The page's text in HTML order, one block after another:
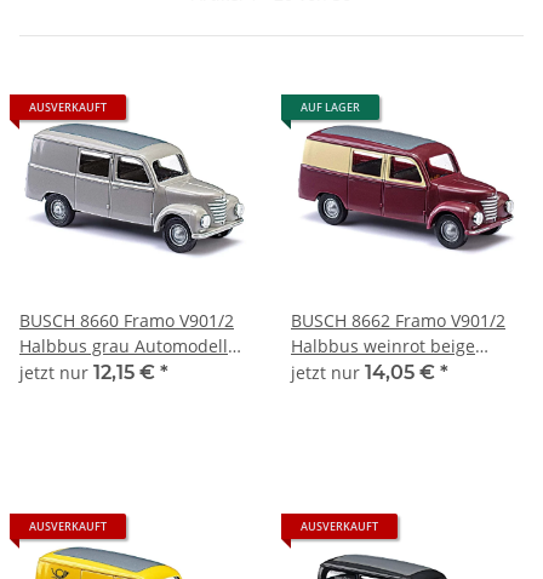
AUSVERKAUFT
BUSCH 8660 Framo V901/2
Halbbus grau Automodell
1:120
jetzt nur 12,15 € *
AUF LAGER
BUSCH 8662 Framo V901/2
Halbbus weinrot beige
Automodell 1:120
jetzt nur 14,05 € *
AUSVERKAUFT AUSVERKAUFT